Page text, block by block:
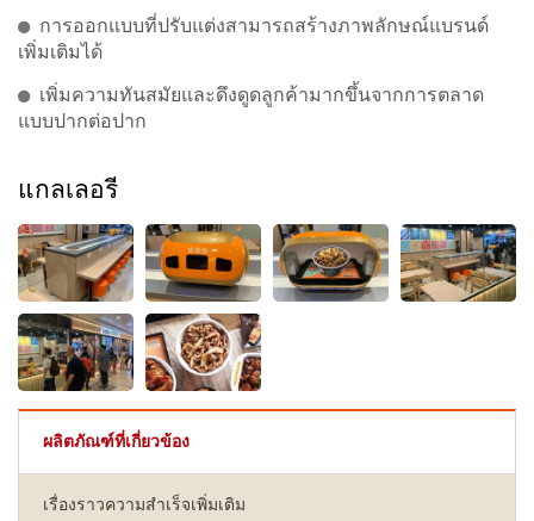
การออกแบบที่ปรับแต่งสามารถสร้างภาพลักษณ์แบรนด์
เพิ่มเติมได้
เพิ่มความทันสมัยและดึงดูดลูกค้ามากขึ้นจากการตลาด
แบบปากต่อปาก
แกลเลอรี
ผลิตภัณฑ์ที่เกี่ยวข้อง
เรื่องราวความสำเร็จเพิ่มเติม